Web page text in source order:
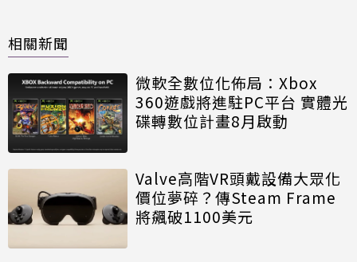
相關新聞
微軟全數位化佈局：Xbox
360遊戲將進駐PC平台 實體光
碟轉數位計畫8月啟動
Valve高階VR頭戴設備大眾化
價位夢碎？傳Steam Frame
將飆破1100美元